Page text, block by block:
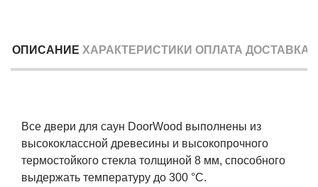
ОПИСАНИЕ ХАРАКТЕРИСТИКИ ОПЛАТА ДОСТАВКА
Все двери для саун DoorWood выполнены из
высококлассной древесины и высокопрочного
термостойкого стекла толщиной 8 мм, способного
выдержать температуру до 300 °C.